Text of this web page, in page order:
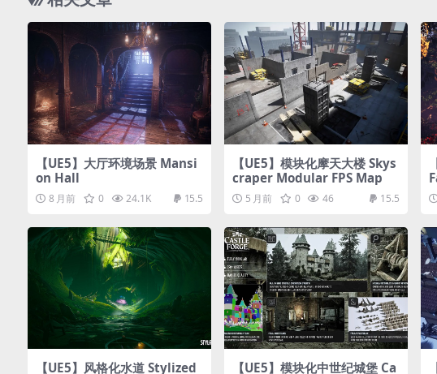
【UE5】大厅环境场景 Mansi
on Hall
8 月前 0 24.1K 15.5
【UE5】模块化摩天大楼 Skys
craper Modular FPS Map
5 月前 0 46 15.5
【UE5】风格化水道 Stylized 【UE5】模块化中世纪城堡 Ca